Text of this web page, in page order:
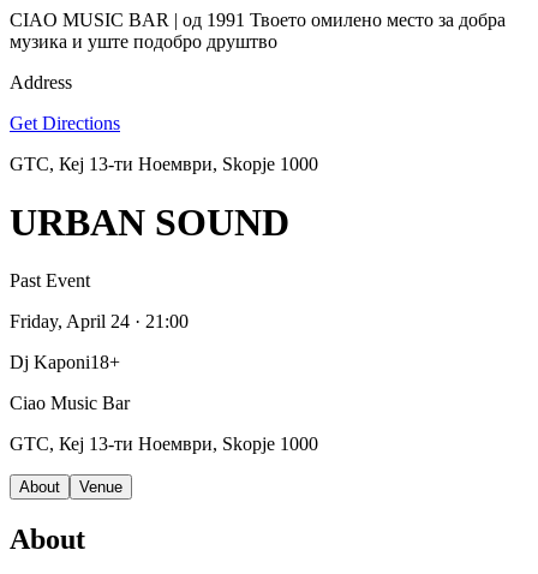
CIAO MUSIC BAR | од 1991 Твоето омилено место за добра
музика и уште подобро друштвo
Address
Get Directions
GTC, Кеј 13-ти Ноември, Skopje 1000
URBAN SOUND
Past Event
Friday, April 24 · 21:00
Dj Kaponi18+
Ciao Music Bar
GTC, Кеј 13-ти Ноември, Skopje 1000
About Venue
About